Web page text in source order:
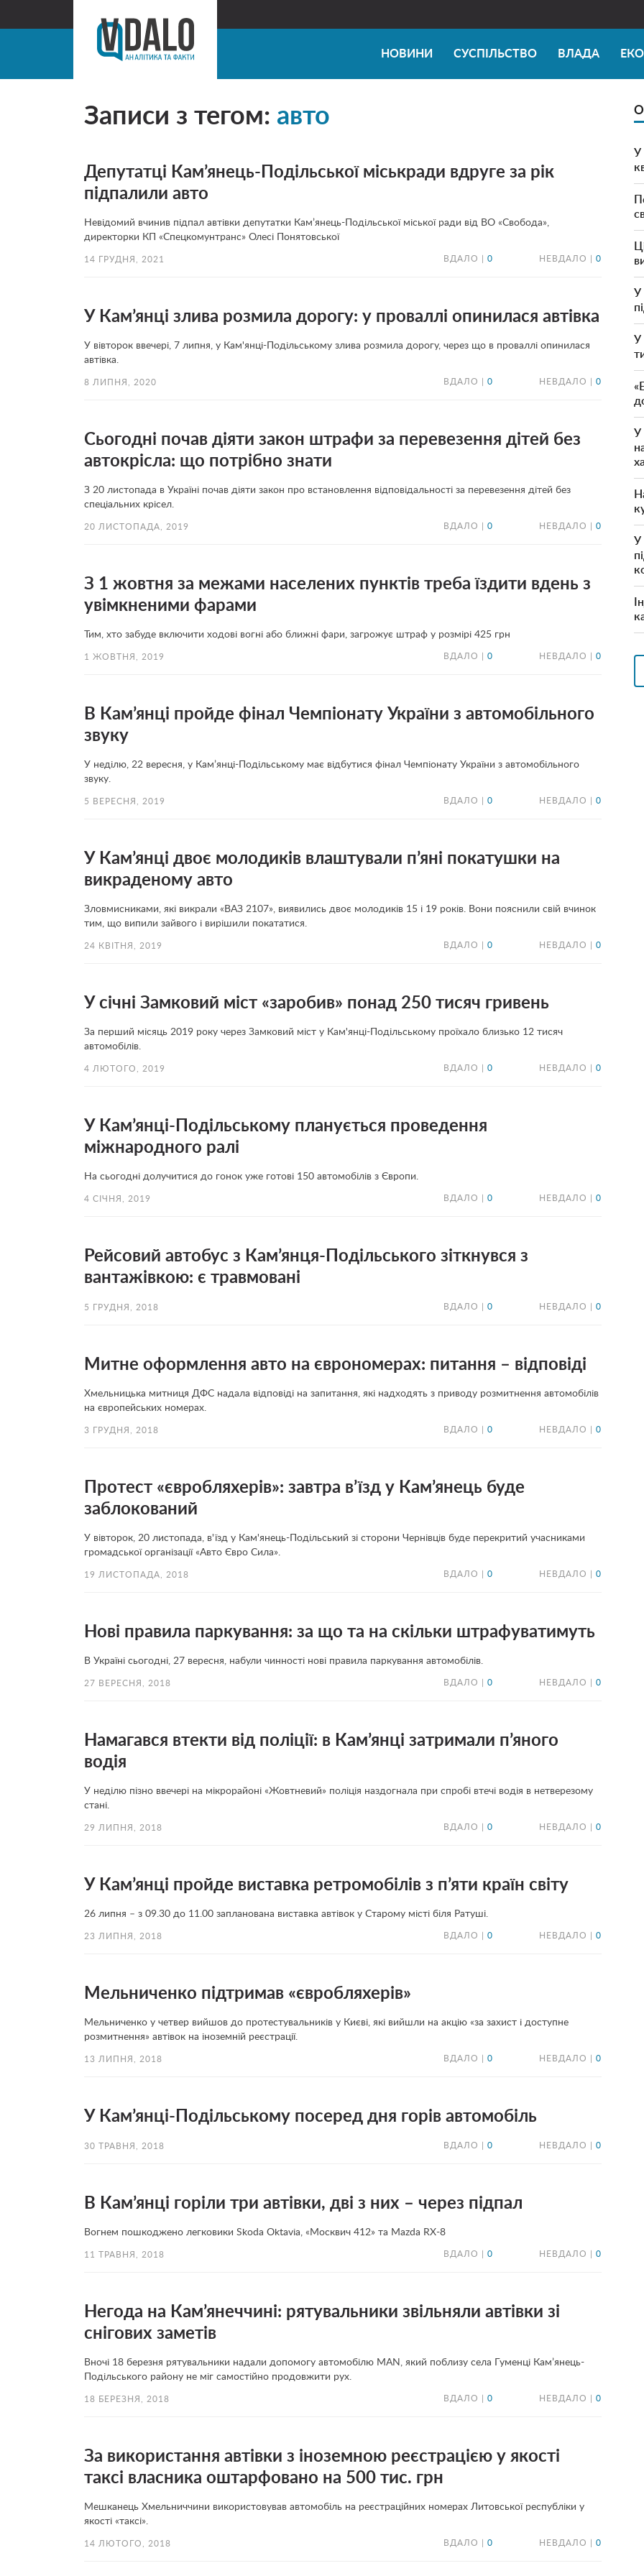
НОВИНИ СУСПІЛЬСТВО ВЛАДА
Записи з тегом: авто
Депутатці Кам’янець-Подільської міськради вдруге за рік
підпалили авто
Невідомий вчинив підпал автівки депутатки Кам’янець-Подільської міської ради від ВО «Свобода»,
директорки КП «Спецкомунтранс» Олесі Понятовської
14 ГРУДНЯ, 2021 ВДАЛО | 0 НЕВДАЛО | 0
У Кам’янці злива розмила дорогу: у проваллі опинилася автівка
У вівторок ввечері, 7 липня, у Кам'янці-Подільському злива розмила дорогу, через що в проваллі опинилася
автівка.
8 ЛИПНЯ, 2020 ВДАЛО | 0 НЕВДАЛО | 0
Сьогодні почав діяти закон штрафи за перевезення дітей без
автокрісла: що потрібно знати
З 20 листопада в Україні почав діяти закон про встановлення відповідальності за перевезення дітей без
спеціальних крісел.
20 ЛИСТОПАДА, 2019 ВДАЛО | 0 НЕВДАЛО | 0
З 1 жовтня за межами населених пунктів треба їздити вдень з
увімкненими фарами
Тим, хто забуде включити ходові вогні або ближні фари, загрожує штраф у розмірі 425 грн
1 ЖОВТНЯ, 2019 ВДАЛО | 0 НЕВДАЛО | 0
В Кам’янці пройде фінал Чемпіонату України з автомобільного
звуку
У неділю, 22 вересня, у Кам’янці-Подільському має відбутися фінал Чемпіонату України з автомобільного
звуку.
5 ВЕРЕСНЯ, 2019 ВДАЛО | 0 НЕВДАЛО | 0
У Кам’янці двоє молодиків влаштували п’яні покатушки на
викраденому авто
Зловмисниками, які викрали «ВАЗ 2107», виявились двоє молодиків 15 і 19 років. Вони пояснили свій вчинок
тим, що випили зайвого і вирішили покататися.
24 КВІТНЯ, 2019 ВДАЛО | 0 НЕВДАЛО | 0
У січні Замковий міст «заробив» понад 250 тисяч гривень
За перший місяць 2019 року через Замковий міст у Кам'янці-Подільському проїхало близько 12 тисяч
автомобілів.
4 ЛЮТОГО, 2019 ВДАЛО | 0 НЕВДАЛО | 0
У Кам’янці-Подільському планується проведення
міжнародного ралі
На сьогодні долучитися до гонок уже готові 150 автомобілів з Європи.
4 СІЧНЯ, 2019 ВДАЛО | 0 НЕВДАЛО | 0
Рейсовий автобус з Кам’янця-Подільського зіткнувся з
вантажівкою: є травмовані
5 ГРУДНЯ, 2018 ВДАЛО | 0 НЕВДАЛО | 0
Митне оформлення авто на єврономерах: питання – відповіді
Хмельницька митниця ДФС надала відповіді на запитання, які надходять з приводу розмитнення автомобілів
на європейських номерах.
3 ГРУДНЯ, 2018 ВДАЛО | 0 НЕВДАЛО | 0
Протест «євробляхерів»: завтра в’їзд у Кам’янець буде
заблокований
У вівторок, 20 листопада, в'їзд у Кам'янець-Подільський зі сторони Чернівців буде перекритий учасниками
громадської організації «Авто Євро Сила».
19 ЛИСТОПАДА, 2018 ВДАЛО | 0 НЕВДАЛО | 0
Нові правила паркування: за що та на скільки штрафуватимуть
В Україні сьогодні, 27 вересня, набули чинності нові правила паркування автомобілів.
27 ВЕРЕСНЯ, 2018 ВДАЛО | 0 НЕВДАЛО | 0
Намагався втекти від поліції: в Кам’янці затримали п’яного
водія
У неділю пізно ввечері на мікрорайоні «Жовтневий» поліція наздогнала при спробі втечі водія в нетверезому
стані.
29 ЛИПНЯ, 2018 ВДАЛО | 0 НЕВДАЛО | 0
У Кам’янці пройде виставка ретромобілів з п’яти країн світу
26 липня – з 09.30 до 11.00 запланована виставка автівок у Старому місті біля Ратуші.
23 ЛИПНЯ, 2018 ВДАЛО | 0 НЕВДАЛО | 0
Мельниченко підтримав «євробляхерів»
Мельниченко у четвер вийшов до протестувальників у Києві, які вийшли на акцію «за захист і доступне
розмитнення» автівок на іноземній реєстрації.
13 ЛИПНЯ, 2018 ВДАЛО | 0 НЕВДАЛО | 0
У Кам’янці-Подільському посеред дня горів автомобіль
30 ТРАВНЯ, 2018 ВДАЛО | 0 НЕВДАЛО | 0
В Кам’янці горіли три автівки, дві з них – через підпал
Вогнем пошкоджено легковики Skoda Oktavia, «Москвич 412» та Mazda RX-8
11 ТРАВНЯ, 2018 ВДАЛО | 0 НЕВДАЛО | 0
Негода на Кам’янеччині: рятувальники звільняли автівки зі
снігових заметів
Вночі 18 березня рятувальники надали допомогу автомобілю MAN, який поблизу села Гуменці Кам’янець-
Подільського району не міг самостійно продовжити рух.
18 БЕРЕЗНЯ, 2018 ВДАЛО | 0 НЕВДАЛО | 0
За використання автівки з іноземною реєстрацією у якості
таксі власника оштарфовано на 500 тис. грн
Мешканець Хмельниччини використовував автомобіль на реєстраційних номерах Литовської республіки у
якості «таксі».
14 ЛЮТОГО, 2018 ВДАЛО | 0 НЕВДАЛО | 0
У
У
У
У
У